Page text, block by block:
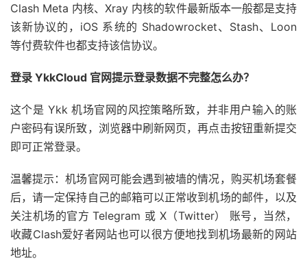
Clash Meta 内核、Xray 内核的软件最新版本一般都是支持
该新协议的，iOS 系统的 Shadowrocket、Stash、Loon
等付费软件也都支持该信协议。
登录 YkkCloud 官网提示登录数据不完整怎么办？
这个是 Ykk 机场官网的风控策略所致，并非用户输入的账
户密码有误所致，浏览器中刷新网页，再点击按钮重新提交
即可正常登录。
温馨提示：机场官网可能会遇到被墙的情况，购买机场套餐
后，请一定保持自己的邮箱可以正常收到机场的邮件，以及
关注机场的官方 Telegram 或 X（Twitter） 账号，当然，
收藏Clash爱好者网站也可以很方便地找到机场最新的网站
地址。